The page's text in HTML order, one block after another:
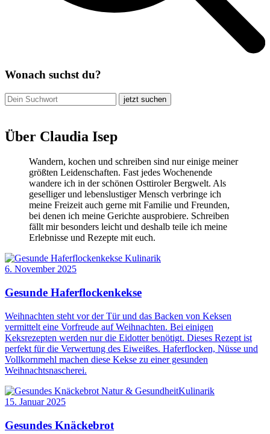
Wonach suchst du?
jetzt suchen
Über Claudia Isep
Wandern, kochen und schreiben sind nur einige meiner
größten Leidenschaften. Fast jedes Wochenende
wandere ich in der schönen Osttiroler Bergwelt. Als
geselliger und lebenslustiger Mensch verbringe ich
meine Freizeit auch gerne mit Familie und Freunden,
bei denen ich meine Gerichte ausprobiere. Schreiben
fällt mir besonders leicht und deshalb teile ich meine
Erlebnisse und Rezepte mit euch.
Kulinarik
6. November 2025
Gesunde Haferflockenkekse
Weihnachten steht vor der Tür und das Backen von Keksen
vermittelt eine Vorfreude auf Weihnachten. Bei einigen
Keksrezepten werden nur die Eidotter benötigt. Dieses Rezept ist
perfekt für die Verwertung des Eiweißes. Haferflocken, Nüsse und
Vollkornmehl machen diese Kekse zu einer gesunden
Weihnachtsnascherei.
Natur & GesundheitKulinarik
15. Januar 2025
Gesundes Knäckebrot